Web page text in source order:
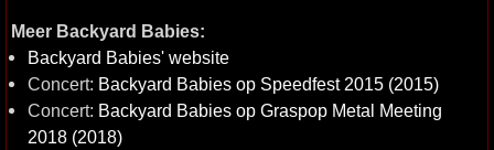
Meer Backyard Babies:
Backyard Babies' website
Concert: Backyard Babies op Speedfest 2015 (2015)
Concert: Backyard Babies op Graspop Metal Meeting
2018 (2018)